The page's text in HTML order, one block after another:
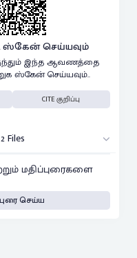
ஸ்கேன் செய்யவும்
இந்த ஆவணத்தை
ஸ்கேன் செய்யவும்..
CITE குறிப்பு
2 Files
மதிப்புரைகளை
செய்ய